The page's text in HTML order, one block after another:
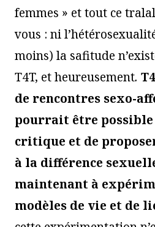
femmes » et tout ce
vous : ni
moins) la safitude
T4T, et heureusement.
de rencontres sexo-
pourrait être possible
critique et de
à la différence
maintenant à
modèles de vie et de